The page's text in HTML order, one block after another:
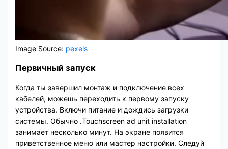
Image Source: pexels
Первичный запуск
Когда ты завершил монтаж и подключение всех
кабелей, можешь переходить к первому запуску
устройства. Включи питание и дождись загрузки
системы. Обычно .Touchscreen ad unit installation
занимает несколько минут. На экране появится
приветственное меню или мастер настройки. Следуй